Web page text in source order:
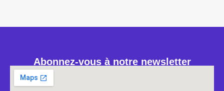
Abonnez-vous à notre newsletter